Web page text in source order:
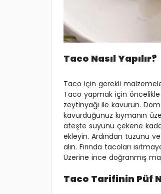
Taco Nasıl Yapılır?
Taco için gerekli
Taco yapmak için öncelikle
zeytinyağı ile kavurun.
kavurduğunuz kıymanın
ateşte suyunu çekene
ekleyin. Ardından tuzunu
alın. Fırında tacoları
Üzerine ince doğranmış
Taco Tarifinin Püf